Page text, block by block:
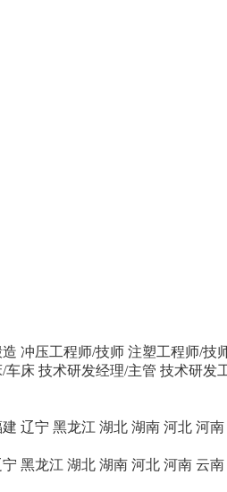
冲压工程师/技师 注塑工程师/技
车床 技术研发经理/主管 技术研发
辽宁 黑龙江 湖北 湖南 河北 河南
黑龙江 湖北 湖南 河北 河南 云南